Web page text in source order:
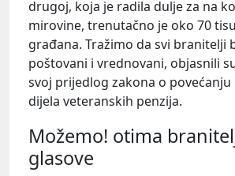
drugoj, koja je radila dulje za na
mirovine, trenutačno je oko 70
građana. Tražimo da svi branitelji
poštovani i vrednovani, objasnili
svoj prijedlog zakona o
dijela veteranskih penzija.
Možemo! otima
glasove